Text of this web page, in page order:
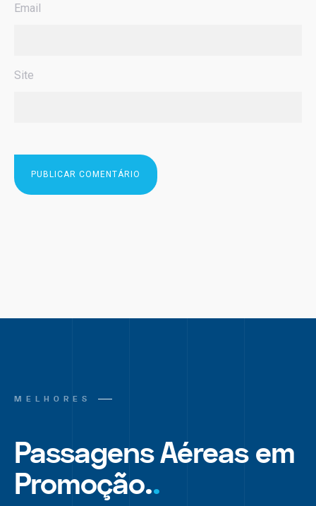
Email
Site
MELHORES
Passagens Aéreas em
Promoção..